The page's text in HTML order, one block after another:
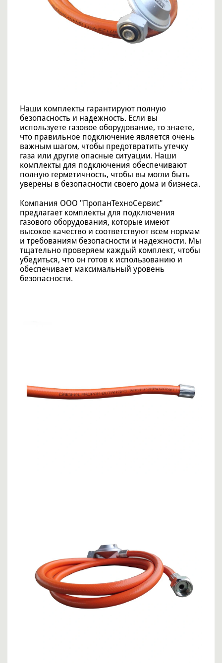
Наши комплекты гарантируют полную
безопасность и надежность. Если вы
используете газовое оборудование, то знаете,
что правильное подключение является очень
важным шагом, чтобы предотвратить утечку
газа или другие опасные ситуации. Наши
комплекты для подключения обеспечивают
полную герметичность, чтобы вы могли быть
уверены в безопасности своего дома и бизнеса.
Компания ООО "ПропанТехноСервис"
предлагает комплекты для подключения
газового оборудования, которые имеют
высокое качество и соответствуют всем нормам
и требованиям безопасности и надежности. Мы
тщательно проверяем каждый комплект, чтобы
убедиться, что он готов к использованию и
обеспечивает максимальный уровень
безопасности.